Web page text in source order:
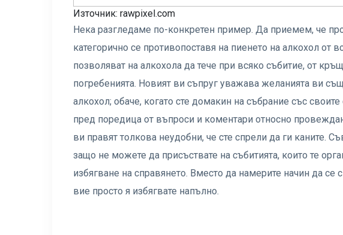
Източник: rawpixel.com
Нека разгледаме по-конкретен пример. Да приемем, че
категорично се противопоставя на пиенето на алкохол от
позволяват на алкохола да тече при всяко събитие, от
погребенията. Новият ви съпруг уважава желанията ви
алкохол; обаче, когато сте домакин на събрание със
пред поредица от въпроси и коментари относно
ви правят толкова неудобни, че сте спрели да ги каните.
защо не можете да присъствате на събитията, които те
избягване на справянето. Вместо да намерите начин да се
вие просто я избягвате напълно.